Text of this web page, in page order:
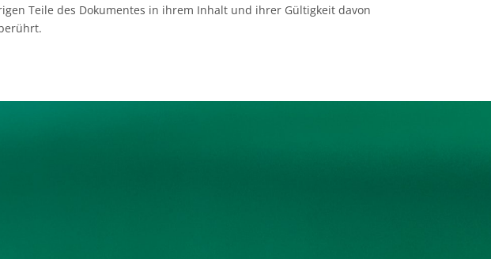
Teile des Dokumentes in ihrem Inhalt und ihrer Gültigkeit davon